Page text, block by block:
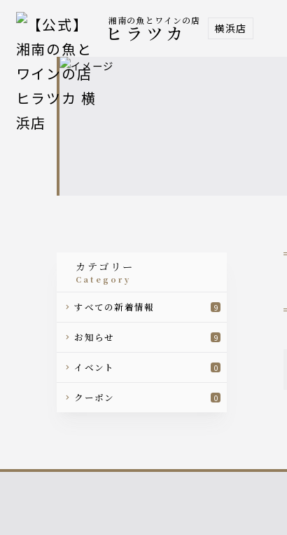
湘南の魚とワインの店
ヒラツカ 横浜店
カテゴリー
category
すべての新着情報 9
お知らせ 9
イベント 0
クーポン 0